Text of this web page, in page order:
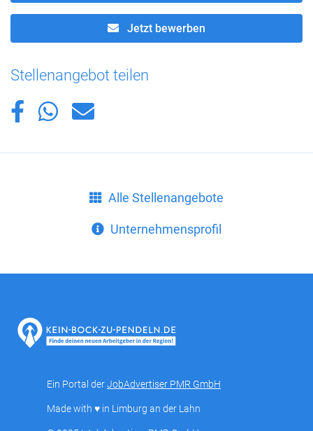
Jetzt bewerben
Stellenangebot teilen
Alle Stellenangebote
Unternehmensprofil
Ein Portal derJobAdvertiser PMR GmbH
Made with ♥ in Limburg an der Lahn